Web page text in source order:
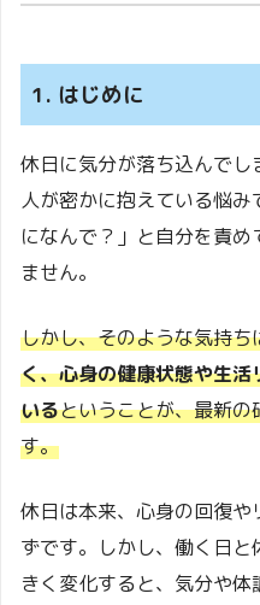
1. はじめに
休日に気分が落ち込んで
人が密かに抱えている悩
になんで？」と自分を責
ません。
しかし、そのような気持ち
く、心身の健康状態や生
いるということが、最新
す。
休日は本来、心身の回復
ずです。しかし、働く日
きく変化すると、気分や